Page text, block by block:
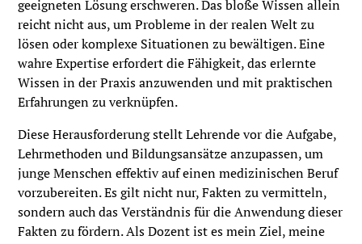
geeigneten Lösung erschweren. Das bloße Wissen allein
reicht nicht aus, um Probleme in der realen Welt zu
lösen oder komplexe Situationen zu bewältigen. Eine
wahre Expertise erfordert die Fähigkeit, das erlernte
Wissen in der Praxis anzuwenden und mit praktischen
Erfahrungen zu verknüpfen.
Diese Herausforderung stellt Lehrende vor die Aufgabe,
Lehrmethoden und Bildungsansätze anzupassen, um
junge Menschen effektiv auf einen medizinischen Beruf
vorzubereiten. Es gilt nicht nur, Fakten zu vermitteln,
sondern auch das Verständnis für die Anwendung dieser
Fakten zu fördern. Als Dozent ist es mein Ziel, meine